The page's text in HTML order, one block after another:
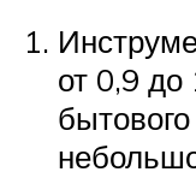
от 0,9 до